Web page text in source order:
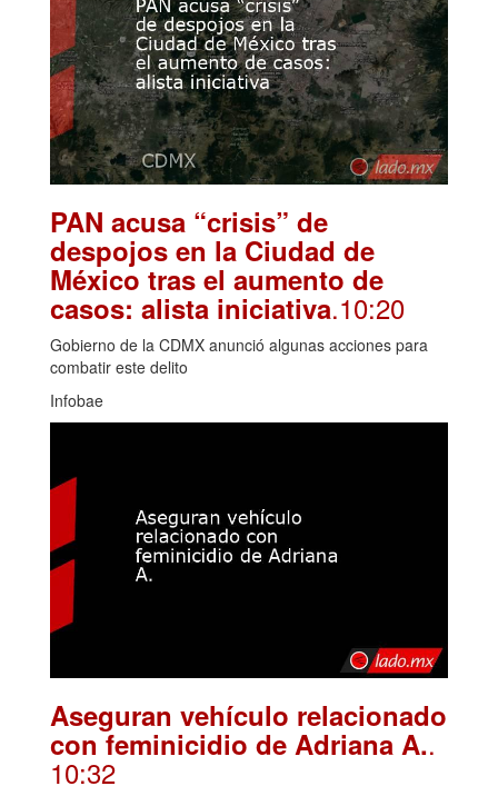
PAN acusa “crisis” de
despojos en la Ciudad de
México tras el aumento de
casos: alista iniciativa.10:20
Gobierno de la CDMX anunció algunas acciones para
combatir este delito
Infobae
Aseguran vehículo relacionado
con feminicidio de Adriana A..
10:32